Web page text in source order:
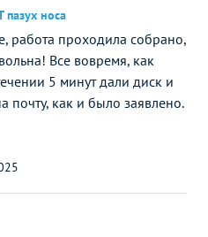
пазух носа
работа проходила собрано,
Все вовремя, как
5 минут дали диск и
почту, как и было заявлено.